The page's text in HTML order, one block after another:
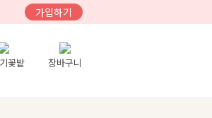
가입하기
꽃밭 장바구니